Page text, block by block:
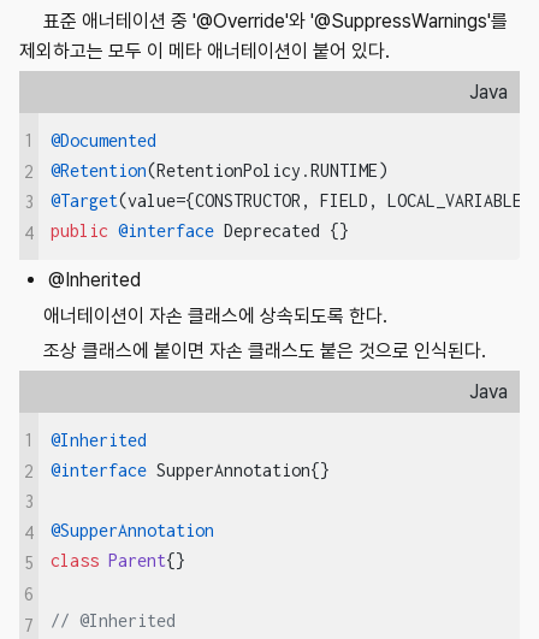
표준 애너테이션 중 '@Override'와 '@SuppressWarnings'를
제외하고는 모두 이 메타 애너테이션이 붙어 있다.
Java
1
2
3
4
@Documented
@Retention
@Target
public @interface Deprecated {}
@Inherited
애너테이션이 자손 클래스에 상속되도록 한다.
조상 클래스에 붙이면 자손 클래스도 붙은 것으로 인식된다.
Java
1
2
3
4
5
6
7
@Inherited
@interface SupperAnnotation{}
@SupperAnnotation
class Parent{}
// @Inherited